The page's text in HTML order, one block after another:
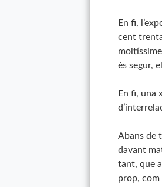
En fi,
cent
és segur,
En fi, una
Abans de
davant
tant, que
prop, com